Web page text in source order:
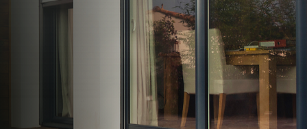
N2PRO Fermetures est votre référent Distributeur
Conseil BUBENDORFF officiel pour vous
apporter : Tarifs directs usines sans minimum
d'achat - Assistance technique chantier et
service réactif avec simplicité.